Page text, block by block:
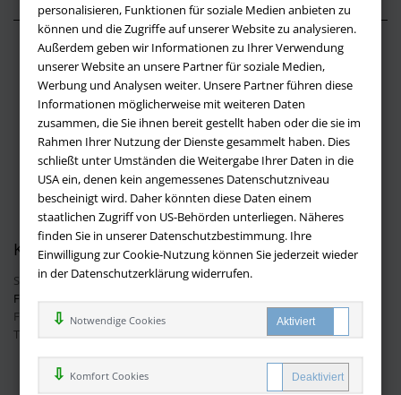
personalisieren, Funktionen für soziale Medien anbieten zu
können und die Zugriffe auf unserer Website zu analysieren.
Außerdem geben wir Informationen zu Ihrer Verwendung
unserer Website an unsere Partner für soziale Medien,
Werbung und Analysen weiter. Unsere Partner führen diese
Informationen möglicherweise mit weiteren Daten
zusammen, die Sie ihnen bereit gestellt haben oder die sie im
Rahmen Ihrer Nutzung der Dienste gesammelt haben. Dies
schließt unter Umständen die Weitergabe Ihrer Daten in die
USA ein, denen kein angemessenes Datenschutzniveau
bescheinigt wird. Daher könnten diese Daten einem
staatlichen Zugriff von US-Behörden unterliegen. Näheres
finden Sie in unserer Datenschutzbestimmung. Ihre
Einwilligung zur Cookie-Nutzung können Sie jederzeit wieder
in der Datenschutzerklärung widerrufen.
Notwendige Cookies
Komfort Cookies
Über buchversandmimpf2000.de
Impressum
Versandbedingungen
Widerruf
Batteriehinweis
AGB
Datenschutz
Kontakt
Sie haben Fragen?Hier finden Sie Antworten auf häufig gestellte
Fragen.
Fragen per E-Mail:info@buchversandmimpf2000.de
Telefon: +49 (0)9209 20 23 188
Ihre Vorteile bei uns
Kostenloser Versand innerhalb Deutschlands